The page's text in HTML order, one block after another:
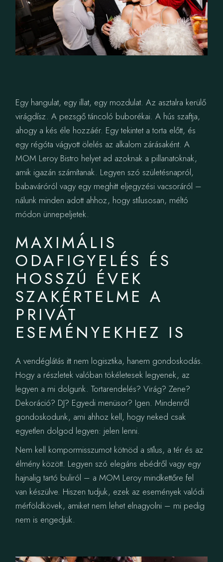
Egy hangulat, egy illat, egy mozdulat. Az asztalra kerülő
virágdísz. A pezsgő táncoló buborékai. A hús szaftja,
ahogy a kés éle hozzáér. Egy tekintet a torta előtt, és
egy régóta vágyott ölelés az alkalom zárásaként. A
MOM Leroy Bistro helyet ad azoknak a pillanatoknak,
amik igazán számítanak. Legyen szó születésnapról,
babaváróról vagy egy meghitt eljegyzési vacsoráról –
nálunk minden adott ahhoz, hogy stílusosan, méltó
módon ünnepeljetek.
MAXIMÁLIS
ODAFIGYELÉS ÉS
HOSSZÚ ÉVEK
SZAKÉRTELME A
PRIVÁT
ESEMÉNYEKHEZ IS
A vendéglátás itt nem logisztika, hanem gondoskodás.
Hogy a részletek valóban tökéletesek legyenek, az
legyen a mi dolgunk. Tortarendelés? Virág? Zene?
Dekoráció? DJ? Egyedi menüsor? Igen. Mindenről
gondoskodunk, ami ahhoz kell, hogy neked csak
egyetlen dolgod legyen: jelen lenni.
Nem kell kompormisszumot kötnöd a stílus, a tér és az
élmény között. Legyen szó elegáns ebédről vagy egy
hajnalig tartó buliról – a MOM Leroy mindkettőre fel
van készülve. Hiszen tudjuk, ezek az események valódi
mérföldkövek, amiket nem lehet elnagyolni – mi pedig
nem is engedjük.